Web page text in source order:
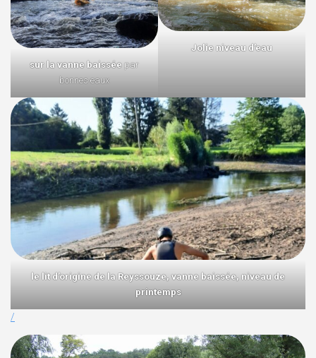
sur la vanne baissée par
bonnes eaux
Jolie niveau d’eau
le lit d’origine de la Reyssouze, vanne baissée, niveau de
printemps
/